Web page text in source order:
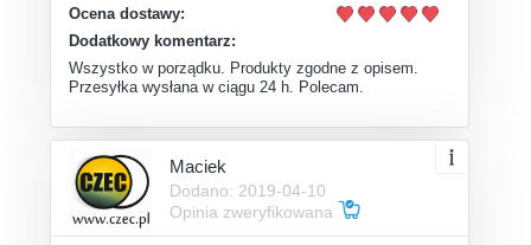
Ocena dostawy:
Dodatkowy komentarz:
Wszystko w porządku. Produkty zgodne z opisem.
Przesyłka wysłana w ciągu 24 h. Polecam.
Maciek
Dodano: 2019-04-10
Opinia zweryfikowana